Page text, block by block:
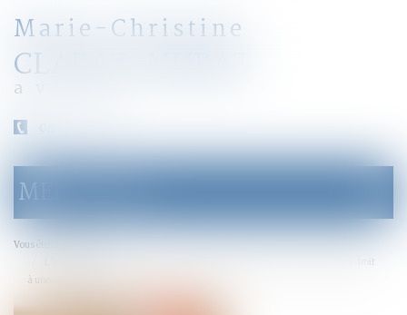
Marie-Christine
CLARAZ-MURAT
avocat
le
menu
MENU
Vous êtes ici :
L’indivisaire qui rembourse le crédit-relais finançant un achat indivis a droit
à une indemnité